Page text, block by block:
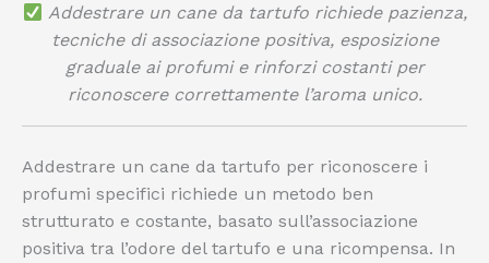
Addestrare un cane da tartufo richiede pazienza,
tecniche di associazione positiva, esposizione
graduale ai profumi e rinforzi costanti per
riconoscere correttamente l’aroma unico.
Addestrare un cane da tartufo per riconoscere i
profumi specifici richiede un metodo ben
strutturato e costante, basato sull’associazione
positiva tra l’odore del tartufo e una ricompensa. In